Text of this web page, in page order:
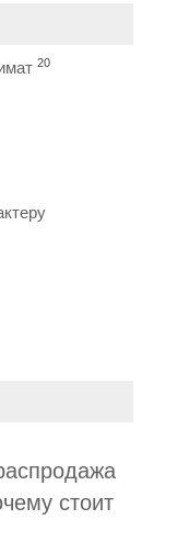
20
стоит